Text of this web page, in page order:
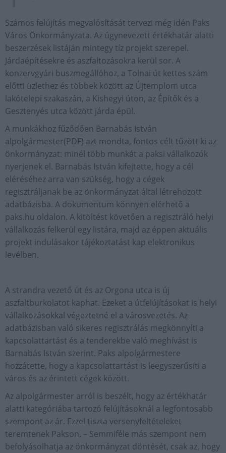
Számos felújítás megvalósítását tervezi még idén Paks
Város Önkormányzata. Az úgynevezett értékhatár alatti
beszerzések listáján mintegy tíz projekt szerepel.
Járdaépítésekre és aszfaltozásokra kerül sor. A
konzervgyári buszmegállóhoz, a Tolnai út kettes szám
előtti üzlethez és többek között az Újtemplom utca
lakótelepi szakaszán, a Kishegyi úton, az Építők és a
Gesztenyés utca között járda épül.
A munkákhoz fűződően Barnabás István
alpolgármester(PDF) azt mondta, fontos célt tűzött ki az
önkormányzat: minél több munkát a paksi vállalkozók
nyerjenek el. Barnabás István kifejtette, hogy a cél
eléréséhez arra van szükség, hogy a cégek
regisztráljanak be az önkormányzat által létrehozott
adatbázisba. A dokumentum könnyen elérhető a
paks.hu oldalon. A kitöltést követően a regisztráló helyi
vállalkozás felkerül egy listára, majd az éppen aktuális
projekt indulásakor tájékoztatást kap elektronikus
levélben.
A strandra vezető út és az Orgona utca is új
aszfaltburkolatot kaphat. Ezeket a útfelújításokat is helyi
vállalkozásokkal végeztetné el a városvezetés. Az
adatbázisban való sikeres regisztrálás megkönnyíti a
kapcsolattartást és a tenderekbe való meghívást is
Barnabás István szerint. Paks alpolgármestere
hozzátette, hogy a kapcsolattartást is leegyszerűsíti a
város és az érintett cégek között.
Az alpolgármester arról is beszélt, hogy az értékhatár
alatti kategóriába tartozó felújításoknál a legfontosabb
szempont az ár. Ezzel tiszta versenyfeltételeket
teremtenek Pakson. – Semmiféle más szempont nem
befolyásolhatja az önkormányzat döntését, csak az, hogy